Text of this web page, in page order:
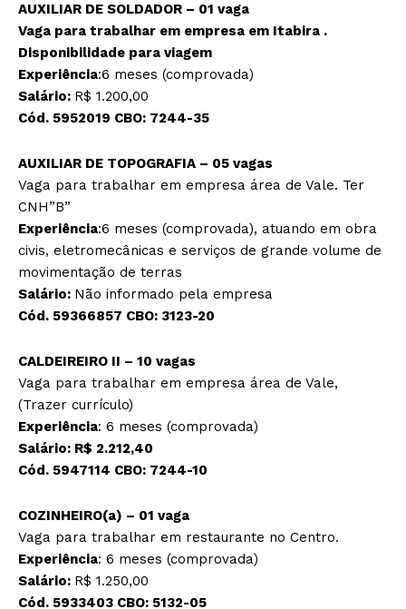
AUXILIAR DE SOLDADOR – 01 vaga
Vaga para trabalhar em empresa em Itabira .
Disponibilidade para viagem
Experiência:6 meses (comprovada)
Salário: R$ 1.200,00
Cód. 5952019 CBO: 7244-35
AUXILIAR DE TOPOGRAFIA – 05 vagas
Vaga para trabalhar em empresa área de Vale. Ter
CNH”B”
Experiência:6 meses (comprovada), atuando em obra
civis, eletromecânicas e serviços de grande volume de
movimentação de terras
Salário: Não informado pela empresa
Cód. 59366857 CBO: 3123-20
CALDEIREIRO II – 10 vagas
Vaga para trabalhar em empresa área de Vale,
(Trazer currículo)
Experiência: 6 meses (comprovada)
Salário: R$ 2.212,40
Cód. 5947114 CBO: 7244-10
COZINHEIRO(a) – 01 vaga
Vaga para trabalhar em restaurante no Centro.
Experiência: 6 meses (comprovada)
Salário: R$ 1.250,00
Cód. 5933403 CBO: 5132-05